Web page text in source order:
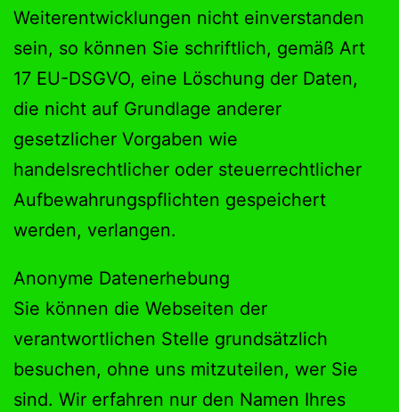
Weiterentwicklungen nicht einverstanden
sein, so können Sie schriftlich, gemäß Art
17 EU-DSGVO, eine Löschung der Daten,
die nicht auf Grundlage anderer
gesetzlicher Vorgaben wie
handelsrechtlicher oder steuerrechtlicher
Aufbewahrungspflichten gespeichert
werden, verlangen.
Anonyme Datenerhebung
Sie können die Webseiten der
verantwortlichen Stelle grundsätzlich
besuchen, ohne uns mitzuteilen, wer Sie
sind. Wir erfahren nur den Namen Ihres